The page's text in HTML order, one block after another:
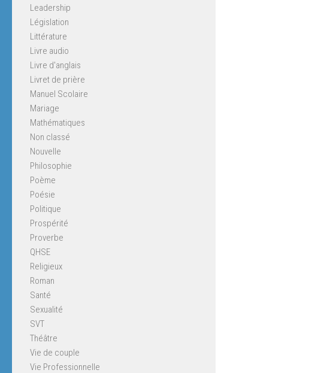
Leadership
Législation
Littérature
Livre audio
Livre d'anglais
Livret de prière
Manuel Scolaire
Mariage
Mathématiques
Non classé
Nouvelle
Philosophie
Poème
Poésie
Politique
Prospérité
Proverbe
QHSE
Religieux
Roman
Santé
Sexualité
SVT
Théâtre
Vie de couple
Vie Professionnelle